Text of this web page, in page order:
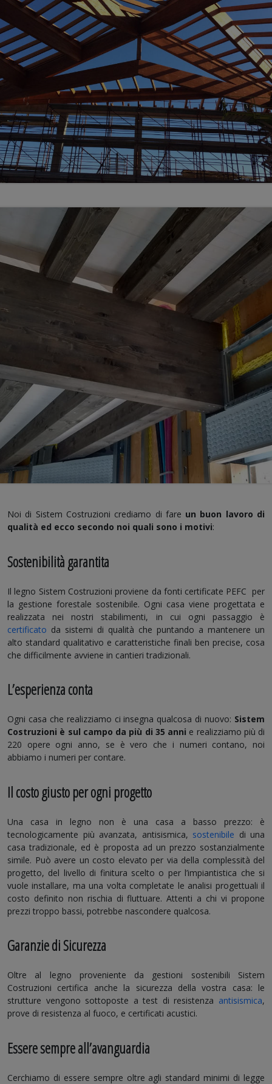
Noi di Sistem Costruzioni crediamo di fare un buon lavoro di
qualità ed ecco secondo noi quali sono i motivi:
Sostenibilità garantita
Il legno Sistem Costruzioni proviene da fonti certificate PEFC per
la gestione forestale sostenibile. Ogni casa viene progettata e
realizzata nei nostri stabilimenti, in cui ogni passaggio è
certificato da sistemi di qualità che puntando a mantenere un
alto standard qualitativo e caratteristiche finali ben precise, cosa
che difficilmente avviene in cantieri tradizionali.
L’esperienza conta
Ogni casa che realizziamo ci insegna qualcosa di nuovo: Sistem
Costruzioni è sul campo da più di 35 anni e realizziamo più di
220 opere ogni anno, se è vero che i numeri contano, noi
abbiamo i numeri per contare.
Il costo giusto per ogni progetto
Una casa in legno non è una casa a basso prezzo: è
tecnologicamente più avanzata, antisismica, sostenibile di una
casa tradizionale, ed è proposta ad un prezzo sostanzialmente
simile. Può avere un costo elevato per via della complessità del
progetto, del livello di finitura scelto o per l’impiantistica che si
vuole installare, ma una volta completate le analisi progettuali il
costo definito non rischia di fluttuare. Attenti a chi vi propone
prezzi troppo bassi, potrebbe nascondere qualcosa.
Garanzie di Sicurezza
Oltre al legno proveniente da gestioni sostenibili Sistem
Costruzioni certifica anche la sicurezza della vostra casa: le
strutture vengono sottoposte a test di resistenza antisismica,
prove di resistenza al fuoco, e certificati acustici.
Essere sempre all’avanguardia
Cerchiamo di essere sempre oltre agli standard minimi di legge